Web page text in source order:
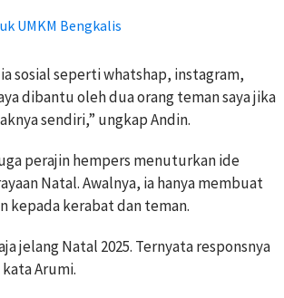
UMKM Bengkalis
sosial seperti whatshap, instagram,
dibantu oleh dua orang teman saya jika
sendiri,” ungkap Andin.
perajin hempers menuturkan ide
Natal. Awalnya, ia hanya membuat
kepada kerabat dan teman.
jelang Natal 2025. Ternyata responsnya
Arumi.